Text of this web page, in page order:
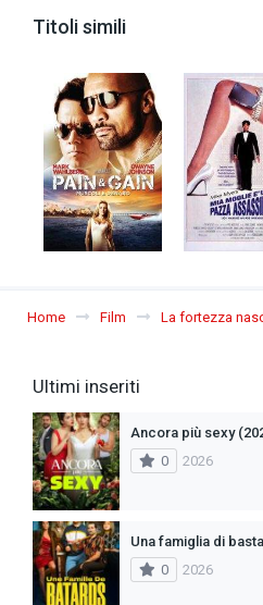
Titoli simili
Home Film La fortezza
Ultimi inseriti
Ancora più sexy
0
2026
Una famiglia di
0
2026